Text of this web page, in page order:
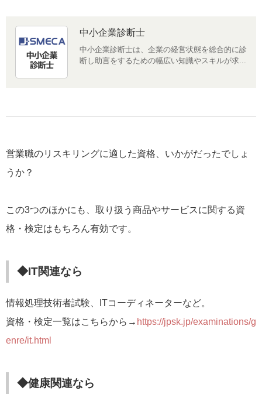
中小企業診断士
中小企業診断士は、企業の経営状態を総合的に診
断し助言をするための幅広い知識やスキルが求...
営業職のリスキリングに適した資格、いかがだったでしょ
うか？
この3つのほかにも、取り扱う商品やサービスに関する資
格・検定はもちろん有効です。
◆IT関連なら
情報処理技術者試験、ITコーディネーターなど。
資格・検定一覧はこちらから→ https://jpsk.jp/examinations/g
enre/it.html
◆健康関連なら